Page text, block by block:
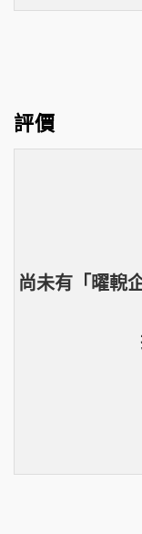
評價
尚未有「曜輗